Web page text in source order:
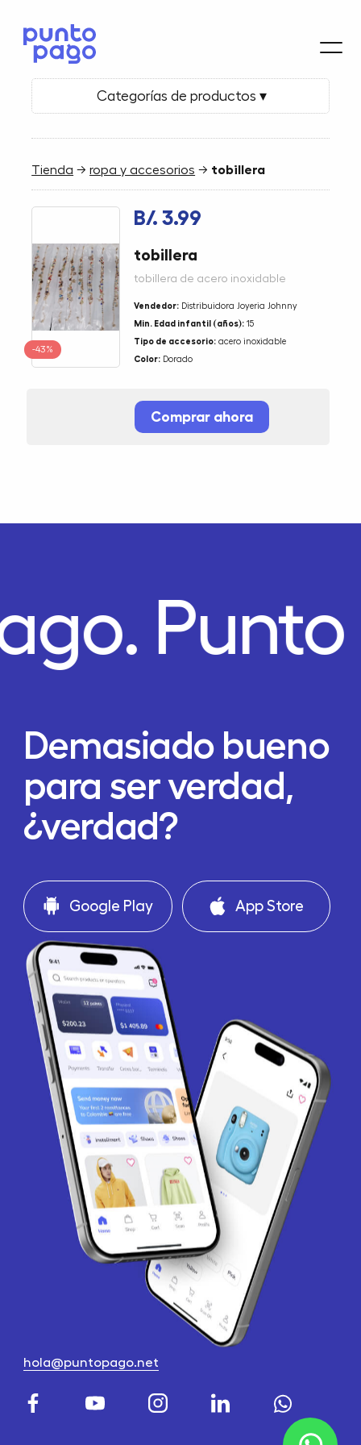
Categorías de productos ▾
Tienda →ropa y accesorios → tobillera
-43%
B/. 3.99
tobillera
tobillera de acero inoxidable
Vendedor: Distribuidora Joyeria Johnny
Min. Edad infantil (años): 15
Tipo de accesorio: acero inoxidable
Color: Dorado
Comprar ahora
Demasiado bueno
para ser verdad,
¿verdad?
Google Play App Store
hola@puntopago.net